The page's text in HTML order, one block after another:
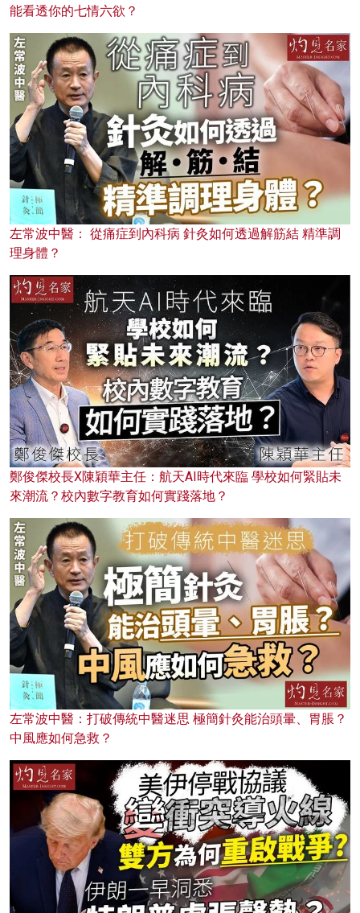
能看透你的七情六欲？
左常波中醫： 從痛症到內科病 針灸如何透過解筋結 精準調
理身體？
鄭俊傑校長X陳穎華主任：航天AI時代來臨 學校如何緊貼未
來潮流？校內數字教育如何實踐落地？
左常波中醫：打破傳統中醫迷思 極簡針灸能治頭暈、胃脹？
中風應如何急救？